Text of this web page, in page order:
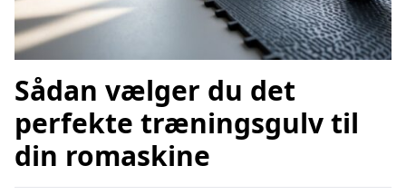
Sådan vælger du det
perfekte træningsgulv til
din romaskine